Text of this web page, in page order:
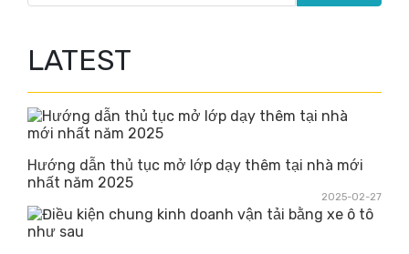
LATEST
Hướng dẫn thủ tục mở lớp dạy thêm tại nhà mới
nhất năm 2025
2025-02-27